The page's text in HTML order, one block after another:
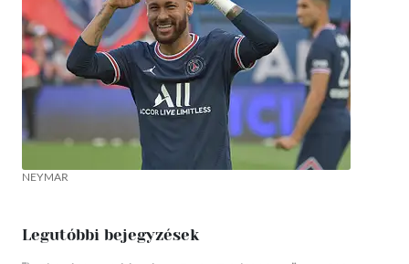
NEYMAR
Legutóbbi bejegyzések